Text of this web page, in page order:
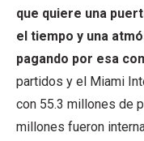
que quiere una
el tiempo y una
pagando por esa
partidos y el Miami
con 55.3 millones de
millones fueron